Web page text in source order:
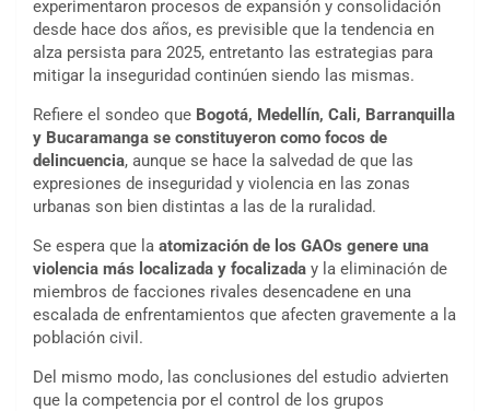
experimentaron procesos de expansión y consolidación
desde hace dos años, es previsible que la tendencia en
alza persista para 2025, entretanto las estrategias para
mitigar la inseguridad continúen siendo las mismas.
Refiere el sondeo que Bogotá, Medellín, Cali, Barranquilla
y Bucaramanga se constituyeron como focos de
delincuencia, aunque se hace la salvedad de que las
expresiones de inseguridad y violencia en las zonas
urbanas son bien distintas a las de la ruralidad.
Se espera que la atomización de los GAOs genere una
violencia más localizada y focalizada y la eliminación de
miembros de facciones rivales desencadene en una
escalada de enfrentamientos que afecten gravemente a la
población civil.
Del mismo modo, las conclusiones del estudio advierten
que la competencia por el control de los grupos